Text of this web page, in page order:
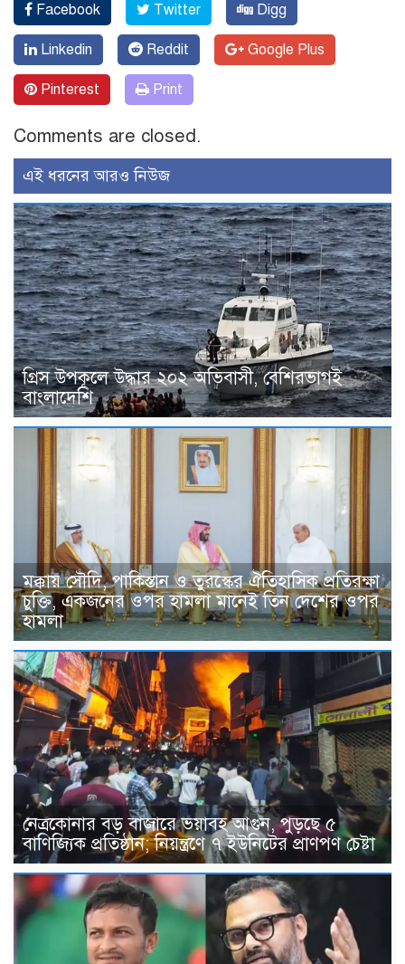
Facebook Twitter Digg
Linkedin Reddit Google Plus
Pinterest Print
Comments are closed.
এই ধরনের আরও নিউজ
গ্রিস উপকূলে উদ্ধার ২০২ অভিবাসী, বেশিরভাগই
বাংলাদেশি
মক্কায় সৌদি, পাকিস্তান ও তুরস্কের ঐতিহাসিক প্রতিরক্ষা
চুক্তি, একজনের ওপর হামলা মানেই তিন দেশের ওপর
হামলা
নেত্রকোনার বড় বাজারে ভয়াবহ আগুন, পুড়ছে ৫
বাণিজ্যিক প্রতিষ্ঠান; নিয়ন্ত্রণে ৭ ইউনিটের প্রাণপণ চেষ্টা